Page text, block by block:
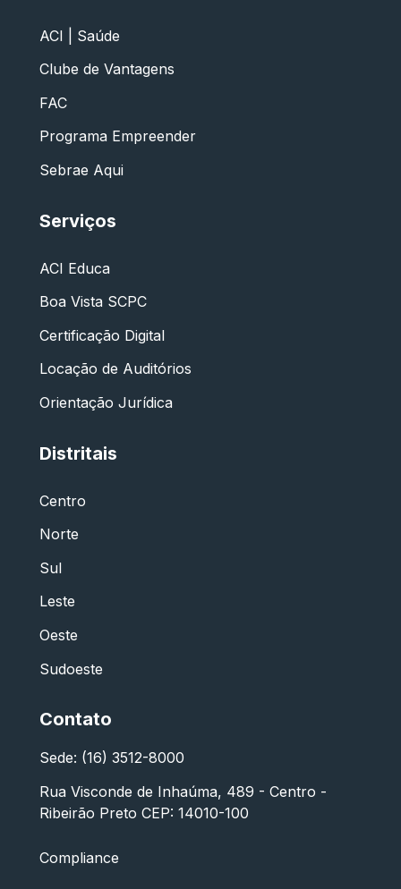
ACI | Saúde
Clube de Vantagens
FAC
Programa Empreender
Sebrae Aqui
Serviços
ACI Educa
Boa Vista SCPC
Certificação Digital
Locação de Auditórios
Orientação Jurídica
Distritais
Centro
Norte
Sul
Leste
Oeste
Sudoeste
Contato
Sede: (16) 3512-8000
Rua Visconde de Inhaúma, 489 - Centro -
Ribeirão Preto CEP: 14010-100
Compliance